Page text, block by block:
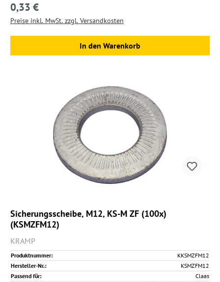
Regulärer Preis:
0,33 €
Preise inkl. MwSt. zzgl. Versandkosten
In den Warenkorb
Sicherungsscheibe, M12, KS-M ZF (100x)
(KSMZFM12)
KRAMP
Produktnummer:
KKSMZFM12
Hersteller-Nr.:
KSMZFM12
Passend für:
Claas